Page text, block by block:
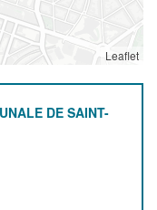
Leaflet
DE SAINT-